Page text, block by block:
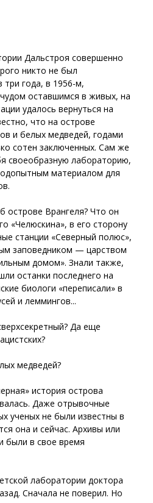
Дальстроя совершенно
никто не был
года, в 1956-м,
оставшимся в живых, на
удалось вернуться на
что на острове
и белых медведей, годами
сотен заключенных. Сам же
своеобразную лабораторию,
материалом для
острове Врангеля? Что он
«Челюскина», в его сторону
станции «Северный полюс»,
заповедником — царством
домом». Знали также,
останки последнего на
биологи «переписали» в
и леммингов...
Да еще
медведей?
история острова
Даже отрывочные
ученых не были известны в
она и сейчас. Архивы или
были в свое время
лаборатории доктора
Сначала не поверил. Но